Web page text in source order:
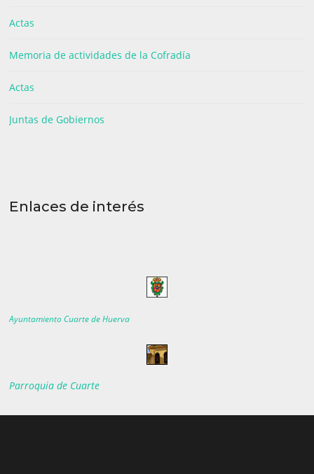
Actas
Memoria de actividades de la Cofradía
Actas
Juntas de Gobiernos
Enlaces de interés
Ayuntamiento Cuarte de Huerva
Parroquia de Cuarte